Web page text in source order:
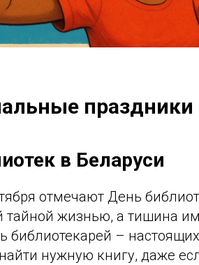
праздники
в Беларуси
отмечают День
тайной жизнью, а тишина
библиотекарей –
нужную книгу, даже